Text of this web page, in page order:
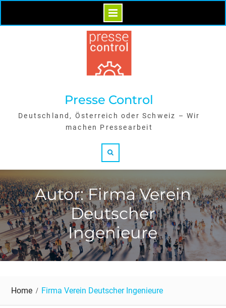
Skip
Presse Control
Deutschland, Österreich oder Schweiz – Wir
machen Pressearbeit
Autor: Firma Verein
Deutscher
Ingenieure
Home Firma Verein Deutscher Ingenieure